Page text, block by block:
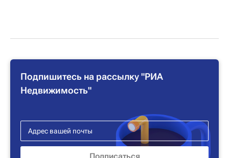
Подпишитесь на рассылку "РИА
Недвижимость"